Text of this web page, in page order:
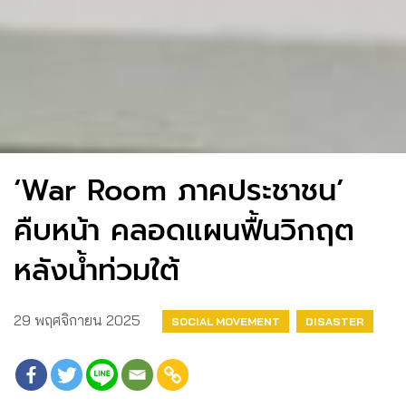
‘War Room ภาคประชาชน’
คืบหน้า คลอดแผนฟื้นวิกฤต
หลังน้ำท่วมใต้
29 พฤศจิกายน 2025 SOCIAL MOVEMENT DISASTER